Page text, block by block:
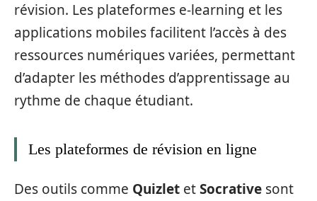
révision. Les plateformes e-learning et les
applications mobiles facilitent l’accès à des
ressources numériques variées, permettant
d’adapter les méthodes d’apprentissage au
rythme de chaque étudiant.
Les plateformes de révision en ligne
Des outils comme Quizlet etSocrative sont